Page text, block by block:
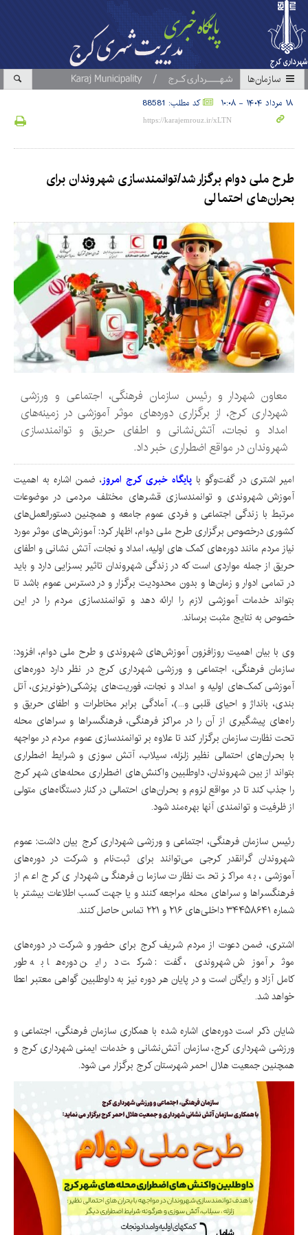
سازمان‎ها
۱۸ مرداد ۱۴۰۴ - ۱۰:۰۸ کد مطلب: 88581
طرح ملی دوام برگزار شد/توانمندسازی شهروندان برای
بحران‌های احتمالی
معاون شهردار و رئیس سازمان فرهنگی، اجتماعی و ورزشی
شهرداری کرج، از برگزاری دوره‌های موثر آموزشی در زمینه‌های
امداد و نجات، آتش‌نشانی و اطفای حریق و توانمندسازی
شهروندان در مواقع اضطراری خبر داد.
امیر اشتری در گفت‌وگو باپایگاه خبری کرج امروز، ضمن اشاره به اهمیت
آموزش شهروندی و توانمندسازی قشرهای مختلف مردمی در موضوعات
مرتبط با زندگی اجتماعی و فردی عموم جامعه و همچنین دستورالعمل‌های
کشوری درخصوص برگزاری طرح ملی دوام، اظهار کرد: آموزش‌های موثر مورد
نیاز مردم مانند دوره‌های کمک های اولیه، امداد و نجات، آتش نشانی و اطفای
حریق از جمله مواردی است که در زندگی شهروندان تاثیر بسزایی دارد و باید
در تمامی ادوار و زمان‌ها و بدون محدودیت برگزار و در دسترس عموم باشد تا
بتواند خدمات آموزشی لازم را ارائه دهد و توانمندسازی مردم را در این
خصوص به نتایج مثبت برساند.
وی با بیان اهمیت روزافزون آموزش‌های شهروندی و طرح ملی دوام، افزود:
سازمان فرهنگی، اجتماعی و ورزشی شهرداری کرج در نظر دارد دوره‌های
آموزشی کمک‌های اولیه و امداد و نجات، فوریت‌های پزشکی(خونریزی، آتل
بندی، بانداژ و احیای قلبی و...)، آمادگی برابر مخاطرات و اطفای حریق و
راه‌های پیشگیری از آن را در مراکز فرهنگی، فرهنگسراها و سراهای محله
تحت نظارت سازمان برگزار کند تا علاوه بر توانمندسازی عموم مردم در مواجهه
با بحران‌های احتمالی نظیر زلزله، سیلاب، آتش سوزی و شرایط اضطراری
بتواند از بین شهروندان، داوطلبین واکنش‌های اضطراری محله‌های شهر کرج
را جذب کند تا در مواقع لزوم و بحران‌های احتمالی در کنار دستگاه‌های متولی
از ظرفیت و توانمندی آنها بهره‌مند شود.
رئیس سازمان فرهنگی، اجتماعی و ورزشی شهرداری کرج بیان داشت: عموم
شهروندان گرانقدر کرجی می‌توانند برای ثبت‌نام و شرکت در دوره‌های
آموزشی، به مراکز تحت نظارت سازمان فرهنگی شهرداری کرج اعم از
فرهنگسراها و سراهای محله مراجعه کنند و یا جهت کسب اطلاعات بیشتر با
شماره ۳۴۴۵۸۶۴۱ داخلی‌های ۲۱۶ و ۲۲۱ تماس حاصل کنند.
اشتری، ضمن دعوت از مردم شریف کرج برای حضور و شرکت در دوره‌های
موثر آموزش شهروندی، گفت: شرکت در این دوره‌ها به طور
کامل آزاد و رایگان است و در پایان هر دوره نیز به داوطلبین گواهی معتبر اعطا
خواهد شد.
شایان ذکر است دوره‌های اشاره شده با همکاریسازمان فرهنگی، اجتماعی و
ورزشی شهرداری کرج، سازمان آتش‌نشانی و خدمات ایمنی شهرداری کرج و
همچنین جمعیت هلال احمر شهرستان کرج برگزار می شود.